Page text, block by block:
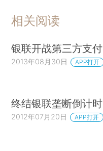
相关阅读
银联开战第三方支付
2013年08月30日 APP打开
终结银联垄断倒计时
2012年07月20日 APP打开